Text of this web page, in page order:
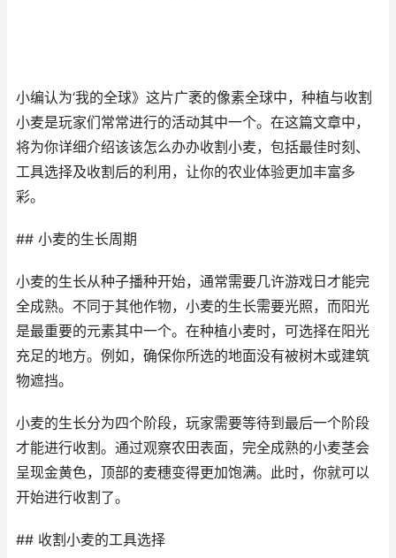
小编认为‘我的全球》这片广袤的像素全球中，种植与收割
小麦是玩家们常常进行的活动其中一个。在这篇文章中，
将为你详细介绍该该怎么办办收割小麦，包括最佳时刻、
工具选择及收割后的利用，让你的农业体验更加丰富多
彩。
## 小麦的生长周期
小麦的生长从种子播种开始，通常需要几许游戏日才能完
全成熟。不同于其他作物，小麦的生长需要光照，而阳光
是最重要的元素其中一个。在种植小麦时，可选择在阳光
充足的地方。例如，确保你所选的地面没有被树木或建筑
物遮挡。
小麦的生长分为四个阶段，玩家需要等待到最后一个阶段
才能进行收割。通过观察农田表面，完全成熟的小麦茎会
呈现金黄色，顶部的麦穗变得更加饱满。此时，你就可以
开始进行收割了。
## 收割小麦的工具选择